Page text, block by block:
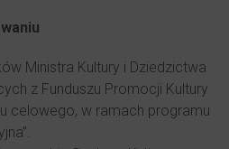
Ministra Kultury i Dziedzictwa
z Funduszu Promocji Kultury
celowego, w ramach programu